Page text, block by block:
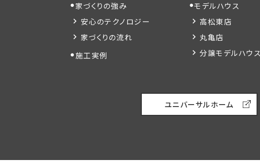
家づくりの強み
安心のテクノロジー
家づくりの流れ
施工実例
モデルハウス
高松東店
丸亀店
分譲モデルハウス
ユニバーサルホーム